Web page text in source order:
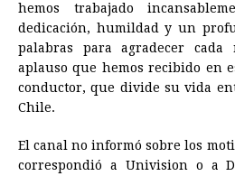
hemos trabajado
dedicación, humildad y un
palabras para agradecer cada
aplauso que hemos recibido en
conductor, que divide su vida
Chile.
El canal no informó sobre los
correspondió a Univision o a